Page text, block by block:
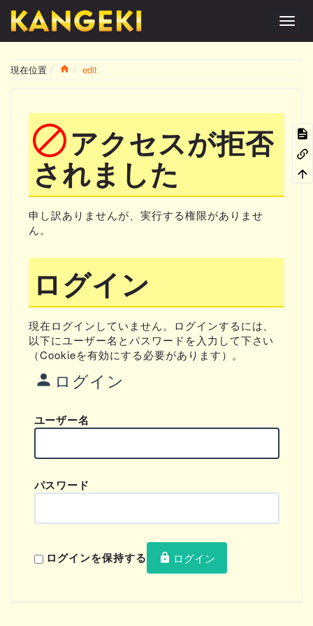
現在位置 Home
edit
アクセスが拒否
されました
申し訳ありませんが、実行する権限がありませ
ん。
ログイン
現在ログインしていません。ログインするには、
以下にユーザー名とパスワードを入力して下さい
（Cookieを有効にする必要があります）。
ログイン
ユーザー名
パスワード
ログインを保持する ログイン